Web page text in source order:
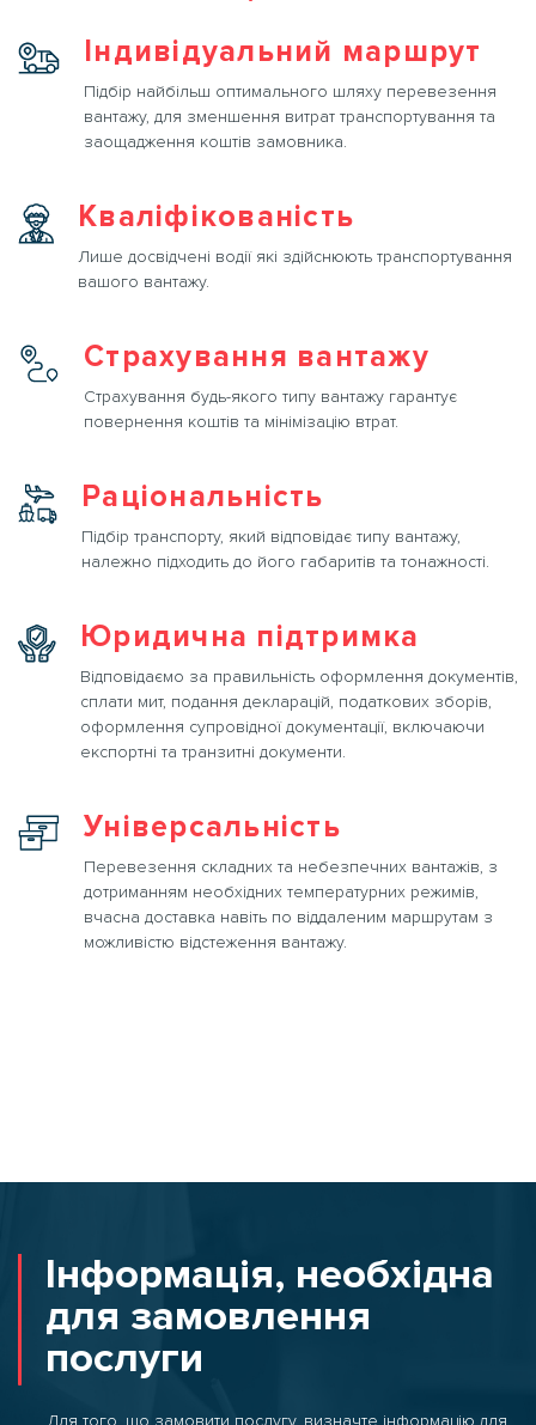
Індивідуальний маршрут
Підбір найбільш оптимального шляху перевезення
вантажу, для зменшення витрат транспортування та
заощадження коштів замовника.
Кваліфікованість
Лише досвідчені водії які здійснюють транспортування
вашого вантажу.
Страхування вантажу
Страхування будь-якого типу вантажу гарантує
повернення коштів та мінімізацію втрат.
Раціональність
Підбір транспорту, який відповідає типу вантажу,
належно підходить до його габаритів та тонажності.
Юридична підтримка
Відповідаємо за правильність оформлення документів,
сплати мит, подання декларацій, податкових зборів,
оформлення супровідної документації, включаючи
експортні та транзитні документи.
Універсальність
Перевезення складних та небезпечних вантажів, з
дотриманням необхідних температурних режимів,
вчасна доставка навіть по віддаленим маршрутам з
можливістю відстеження вантажу.
Інформація, необхідна
для замовлення
послуги
Для того, що замовити послугу, визначте інформацію для